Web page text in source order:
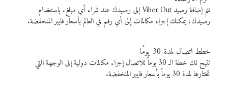
تتم إضافة رصيد Viber Out إلى رصيدك عند شراء أي مبلغ. باستخدام
رصيدك، يمكنك إجراء مكالمات إلى أي رقم في العالم بأسعار فايبر المنخفضة.
خطط اتصال لمدة 30 يومًا
تتيح لك خطة الـ 30 يوماً للاتصال إجراء مكالمات دولية إلى الوجهة التي
تختارها لمدة 30 يوماً بأسعار فايبر المنخفضة.